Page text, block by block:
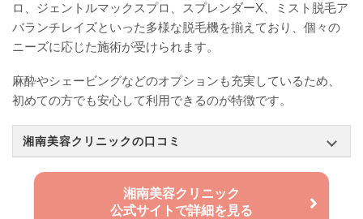
ロ、ジェントルマックスプロ、スプレンダーX、ミスト脱毛ア
バランチレイズといった多様な脱毛機を揃えており、個々の
ニーズに応じた施術が受けられます。
麻酔やシェービングなどのオプションも充実しているため、
初めての方でも安心して利用できるのが特徴です。
湘南美容クリニックの口コミ
湘南美容クリニック
公式サイトで詳細を見る